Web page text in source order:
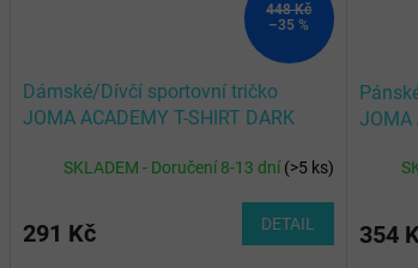
448 Kč
–35 %
Dámské/Dívčí sportovní tričko
JOMA ACADEMY T-SHIRT DARK
SKLADEM - Doručení 8-13 dní(>5 ks)
291 Kč DETAIL
JOMA
354